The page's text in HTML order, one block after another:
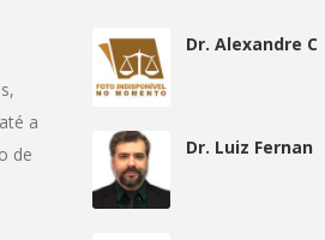
a
de
Dr. Alexandre C
Dr. Luiz Fernan